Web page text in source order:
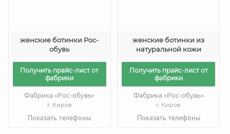
женские ботинки Рос-
обувь
Получить прайс-лист от
фабрики
Фабрика «Рос-обувь»
г. Киров
Показать телефоны
женские ботинки из
натуральной кожи
Получить прайс-лист от
фабрики
Фабрика «Рос-обувь»
г. Киров
Показать телефоны